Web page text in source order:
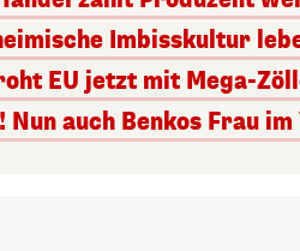
Imbisskultur
EU jetzt mit Mega-
auch Benkos Frau